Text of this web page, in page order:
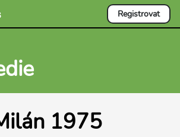
Registrovat
1975